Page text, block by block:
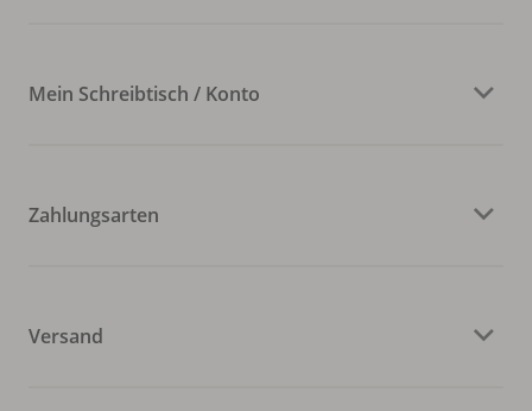
Mein Schreibtisch / Konto
Zahlungsarten
Versand